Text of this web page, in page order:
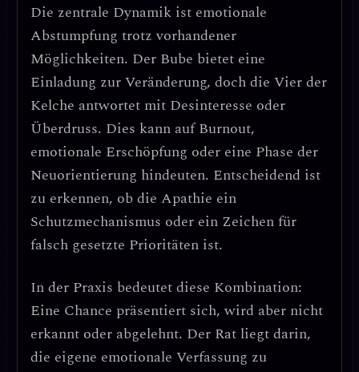
Die zentrale Dynamik ist emotionale
Abstumpfung trotz vorhandener
Möglichkeiten. Der Bube bietet eine
Einladung zur Veränderung, doch die Vier der
Kelche antwortet mit Desinteresse oder
Überdruss. Dies kann aufBurnout,
emotionale Erschöpfung oder eine Phase der
Neuorientierung hindeuten. Entscheidend ist
zu erkennen, ob die Apathie ein
Schutzmechanismus oder ein Zeichen für
falsch gesetzte Prioritäten ist.
In der Praxis bedeutet diese Kombination:
Eine Chance präsentiert sich, wird aber nicht
erkannt oder abgelehnt. Der Rat liegt darin,
die eigene emotionale Verfassung zu